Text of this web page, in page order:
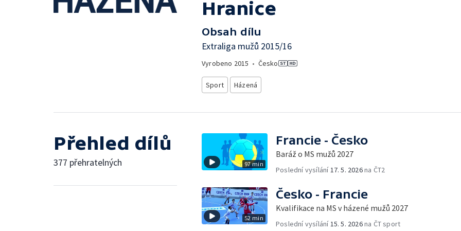
Hranice
Obsah dílu
Extraliga mužů 2015/16
Vyrobeno 2015 • Česko
Sport Házená
Přehled dílů
377 přehratelných 97 min
Francie - Česko
Baráž o MS mužů 2027
Poslední vysílání 17. 5. 2026na ČT2
52 min
Česko - Francie
Kvalifikace na MS v házené mužů 2027
Poslední vysílání 15. 5. 2026na ČT sport